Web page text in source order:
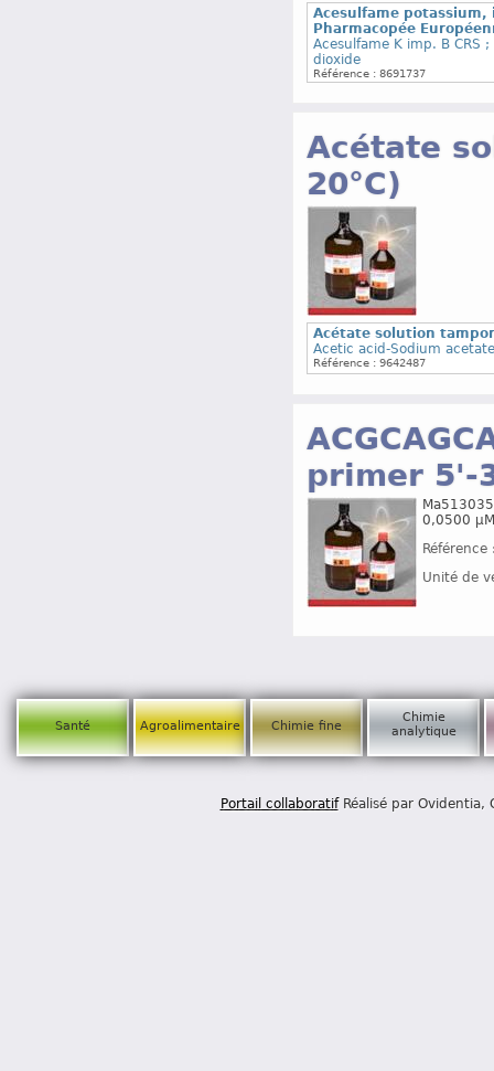
Acesulfame potassium,
Pharmacopée
Acesulfame K imp. B CRS
dioxide
Référence : 8691737
Acétate
20°C)
Acétate solution
Acetic acid-Sodium
Référence : 9642487
primer 5'-
0,0500
Unité de
Santé Agroalimentaire Chimie fine
Chimie
analytique
Portail collaboratifRéalisé par Ovidentia,